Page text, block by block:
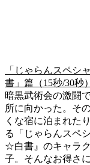
「じゃらんスペシ
書」篇（15秒/30秒）
暗黒武術会の激闘
所に向かった。そ
くな宿に泊まれた
る「じゃらんスペ
☆白書』のキャラ
子。そんなお得さ